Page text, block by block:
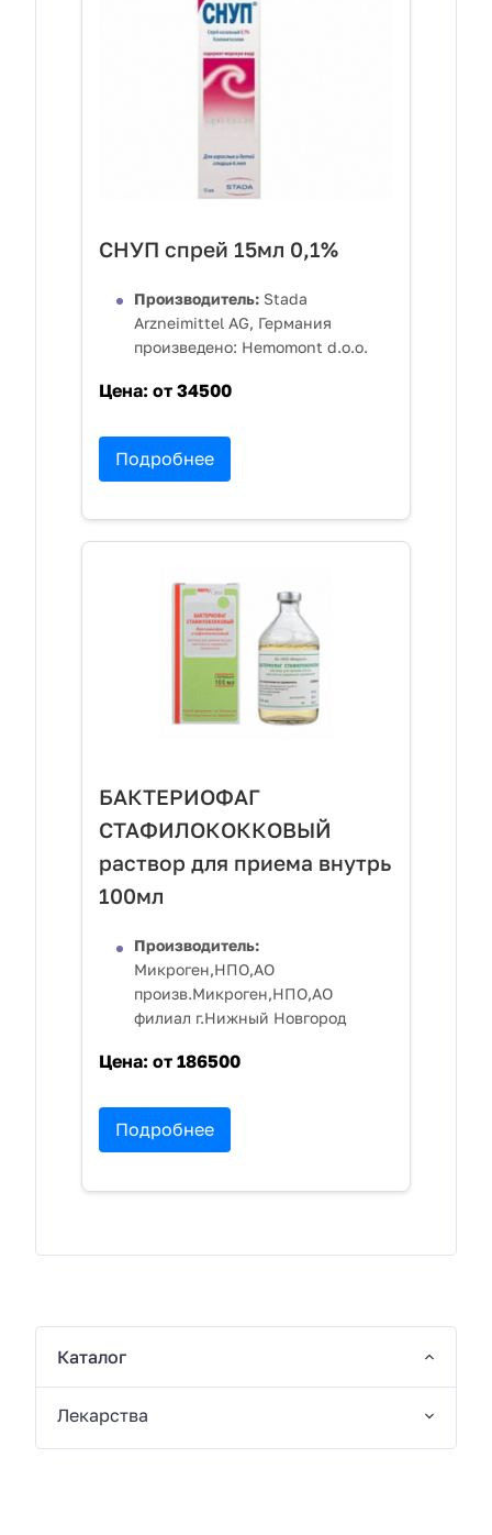
СНУП спрей 15мл 0,1%
Производитель: Stada
Arzneimittel AG, Германия
произведено: Hemomont d.o.o.
Цена: от 34500
Подробнее
БАКТЕРИОФАГ
СТАФИЛОКОККОВЫЙ
раствор для приема внутрь
100мл
Производитель:
Микроген,НПО,АО
произв.Микроген,НПО,АО
филиал г.Нижный Новгород
Цена: от 186500
Подробнее
Каталог
Лекарства